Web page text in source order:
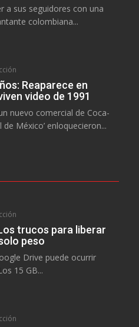
a sus seguidores con una
colombiana...
Reaparece en
video de 1991
nuevo comercial de Coca-
México’ enloquecieron...
trucos para liberar
peso
Drive puede ocurrir
15 GB...